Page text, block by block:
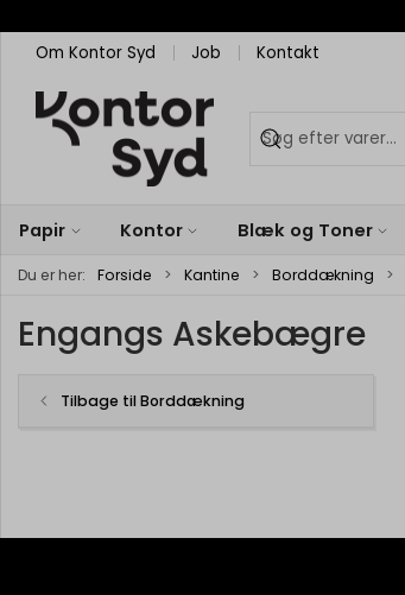
Om Kontor Syd
Job Kontakt
Papir Kontor Blæk og Toner
Du er her: Forside Kantine Borddækning
Engangs Askebægre
Tilbage til Borddækning